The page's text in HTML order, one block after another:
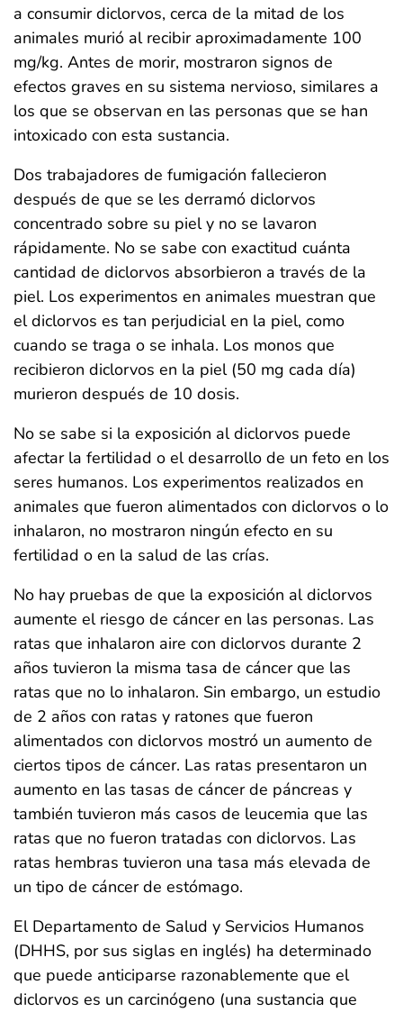
a consumir diclorvos, cerca de la mitad de los
animales murió al recibir aproximadamente 100
mg/kg. Antes de morir, mostraron signos de
efectos graves en su sistema nervioso, similares a
los que se observan en las personas que se han
intoxicado con esta sustancia.
Dos trabajadores de fumigación fallecieron
después de que se les derramó diclorvos
concentrado sobre su piel y no se lavaron
rápidamente. No se sabe con exactitud cuánta
cantidad de diclorvos absorbieron a través de la
piel. Los experimentos en animales muestran que
el diclorvos es tan perjudicial en la piel, como
cuando se traga o se inhala. Los monos que
recibieron diclorvos en la piel (50 mg cada día)
murieron después de 10 dosis.
No se sabe si la exposición al diclorvos puede
afectar la fertilidad o el desarrollo de un feto en los
seres humanos. Los experimentos realizados en
animales que fueron alimentados con diclorvos o lo
inhalaron, no mostraron ningún efecto en su
fertilidad o en la salud de las crías.
No hay pruebas de que la exposición al diclorvos
aumente el riesgo de cáncer en las personas. Las
ratas que inhalaron aire con diclorvos durante 2
años tuvieron la misma tasa de cáncer que las
ratas que no lo inhalaron. Sin embargo, un estudio
de 2 años con ratas y ratones que fueron
alimentados con diclorvos mostró un aumento de
ciertos tipos de cáncer. Las ratas presentaron un
aumento en las tasas de cáncer de páncreas y
también tuvieron más casos de leucemia que las
ratas que no fueron tratadas con diclorvos. Las
ratas hembras tuvieron una tasa más elevada de
un tipo de cáncer de estómago.
El Departamento de Salud y Servicios Humanos
(DHHS, por sus siglas en inglés) ha determinado
que puede anticiparse razonablemente que el
diclorvos es un carcinógeno (una sustancia que